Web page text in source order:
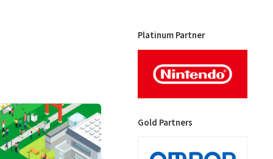
Platinum Partner
Gold Partners